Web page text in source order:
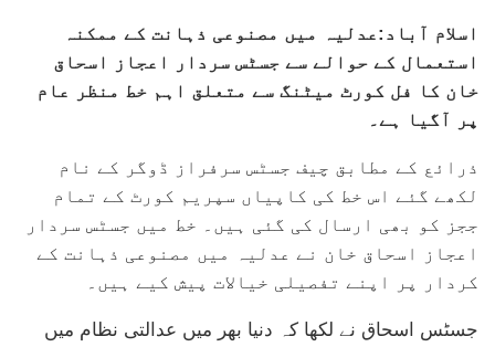
اسلام آباد:عدلیہ میں مصنوعی ذہانت کے ممکنہ
استعمال کے حوالے سے جسٹس سردار اعجاز اسحاق
خان کا فل کورٹ میٹنگ سے متعلق اہم خط منظر عام
پر آگیا ہے۔
ذرائع کے مطابق چیف جسٹس سرفراز ڈوگر کے نام
لکھے گئے اس خط کی کاپیاں سپریم کورٹ کے تمام
ججز کو بھی ارسال کی گئی ہیں۔ خط میں جسٹس سردار
اعجاز اسحاق خان نے عدلیہ میں مصنوعی ذہانت کے
کردار پر اپنے تفصیلی خیالات پیش کیے ہیں۔
جسٹس اسحاق نے لکھا کہ دنیا بھر میں عدالتی نظام میں